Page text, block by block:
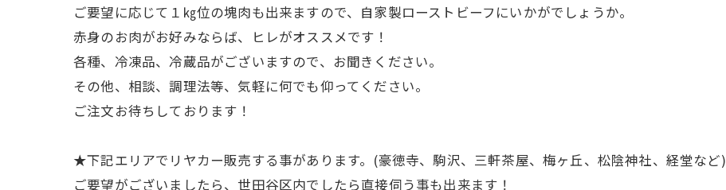
ご要望に応じて１㎏位の塊肉も出来ますので、自家製ローストビーフにいかがでしょうか。
赤身のお肉がお好みならば、ヒレがオススメです！
各種、冷凍品、冷蔵品がございますので、お聞きください。
その他、相談、調理法等、気軽に何でも仰ってください。
ご注文お待ちしております！
★下記エリアでリヤカー販売する事があります。(豪徳寺、駒沢、三軒茶屋、梅ヶ丘、松陰神社、経堂など)
ご要望がございましたら、世田谷区内でしたら直接伺う事も出来ます！